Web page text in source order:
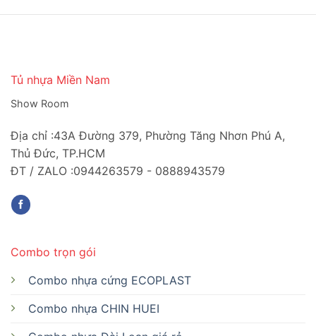
Tủ nhựa Miền Nam
Show Room
Địa chỉ :43A Đường 379, Phường Tăng Nhơn Phú A,
Thủ Đức, TP.HCM
ĐT / ZALO :0944263579 - 0888943579
Combo trọn gói
Combo nhựa cứng ECOPLAST
Combo nhựa CHIN HUEI